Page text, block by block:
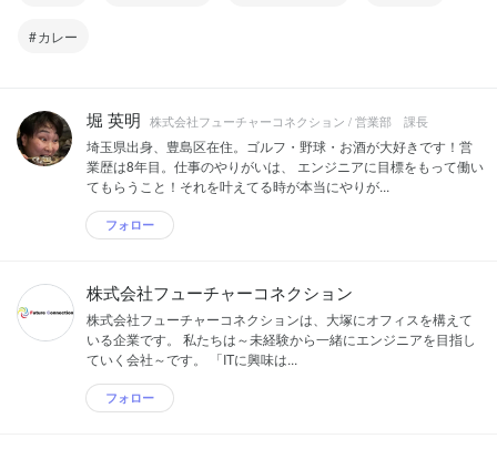
カレー
堀 英明 株式会社フューチャーコネクション / 営業部 課長
埼玉県出身、豊島区在住。ゴルフ・野球・お酒が大好きです！営
業歴は8年目。仕事のやりがいは、 エンジニアに目標をもって働い
てもらうこと！それを叶えてる時が本当にやりが...
フォロー
株式会社フューチャーコネクション
株式会社フューチャーコネクションは、大塚にオフィスを構えて
いる企業です。 私たちは～未経験から一緒にエンジニアを目指し
ていく会社～です。 「ITに興味は...
フォロー